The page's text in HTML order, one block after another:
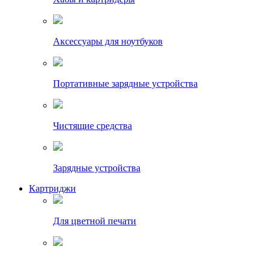
Аксессуары для ноутбуков
Портативные зарядные устройства
Чистящие средства
Зарядные устройства
Картриджи
Для цветной печати